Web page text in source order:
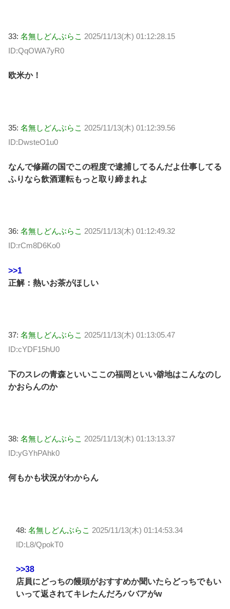
33: 名無しどんぶらこ 2025/11/13(木) 01:12:28.15
ID:QqOWA7yR0
欧米か！
35: 名無しどんぶらこ 2025/11/13(木) 01:12:39.56
ID:DwsteO1u0
なんで修羅の国でこの程度で逮捕してるんだよ仕事してる
ふりなら飲酒運転もっと取り締まれよ
36: 名無しどんぶらこ 2025/11/13(木) 01:12:49.32
ID:rCm8D6Ko0
>>1
正解：熱いお茶がほしい
37: 名無しどんぶらこ 2025/11/13(木) 01:13:05.47
ID:cYDF15hU0
下のスレの青森といいここの福岡といい僻地はこんなのし
かおらんのか
38: 名無しどんぶらこ 2025/11/13(木) 01:13:13.37
ID:yGYhPAhk0
何もかも状況がわからん
48: 名無しどんぶらこ 2025/11/13(木) 01:14:53.34
ID:L8/QpokT0
>>38
店員にどっちの饅頭がおすすめか聞いたらどっちでもい
いって返されてキレたんだろババアがw